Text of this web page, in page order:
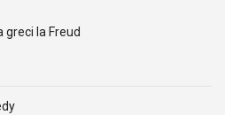
greci la Freud